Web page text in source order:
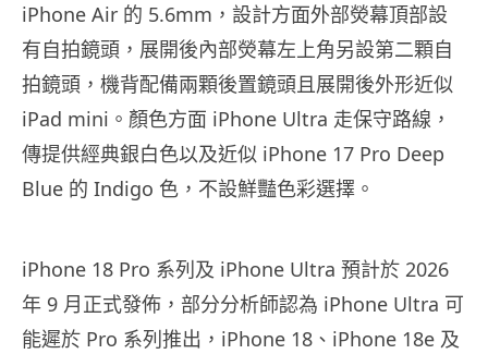
iPhone Air 的 5.6mm，設計方面外部熒幕頂部設
有自拍鏡頭，展開後內部熒幕左上角另設第二顆自
拍鏡頭，機背配備兩顆後置鏡頭且展開後外形近似
iPad mini。顏色方面 iPhone Ultra 走保守路線，
傳提供經典銀白色以及近似 iPhone 17 Pro Deep
Blue 的 Indigo 色，不設鮮豔色彩選擇。
iPhone 18 Pro 系列及 iPhone Ultra 預計於 2026
年 9 月正式發佈，部分分析師認為 iPhone Ultra 可
能遲於 Pro 系列推出，iPhone 18、iPhone 18e 及